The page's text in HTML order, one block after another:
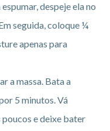
despeje ela no
seguida, coloque ¼
apenas para
a massa. Bata a
5 minutos. Vá
e deixe bater